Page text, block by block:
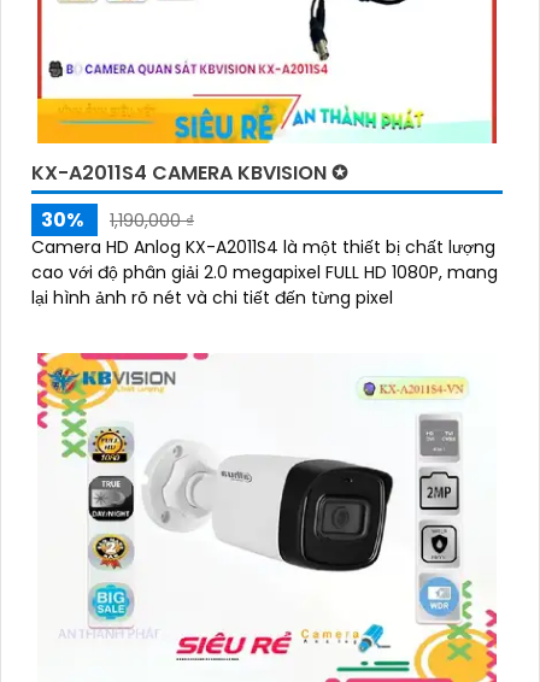
KX-A2011S4 CAMERA KBVISION ✪
30%
1,190,000 ₫
Camera HD Anlog KX-A2011S4 là một thiết bị chất lượng
cao với độ phân giải 2.0 megapixel FULL HD 1080P, mang
lại hình ảnh rõ nét và chi tiết đến từng pixel